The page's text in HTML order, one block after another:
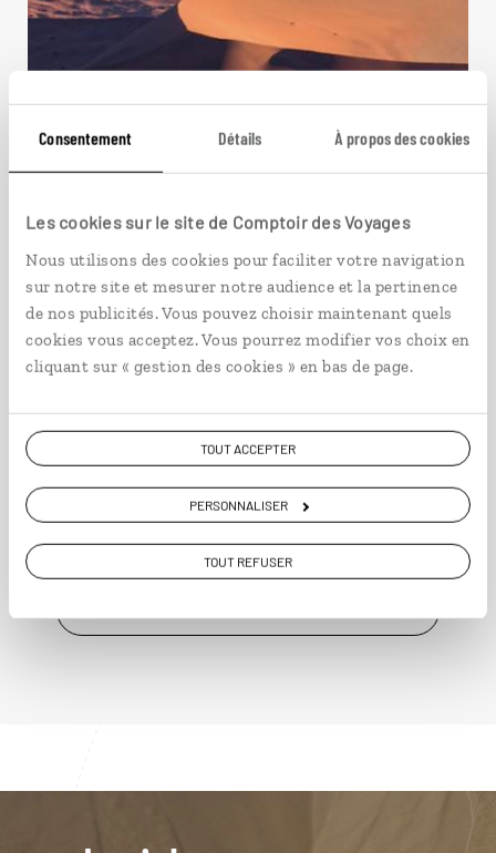
Consentement Détails À propos des cookies
Les cookies sur le site de Comptoir des Voyages
Nous utilisons des cookies pour faciliter votre navigation
sur notre site et mesurer notre audience et la pertinence
de nos publicités. Vous pouvez choisir maintenant quels
cookies vous acceptez. Vous pourrez modifier vos choix en
cliquant sur « gestion des cookies » en bas de page.
TOUT ACCEPTER
PERSONNALISER
TOUT REFUSER
Noces magiques au sud de
l'Afrique
Lune de miel Namibie, Zimbabwe, Afrique du Sud
15 jours / 12 nuits
à partir de 5100€